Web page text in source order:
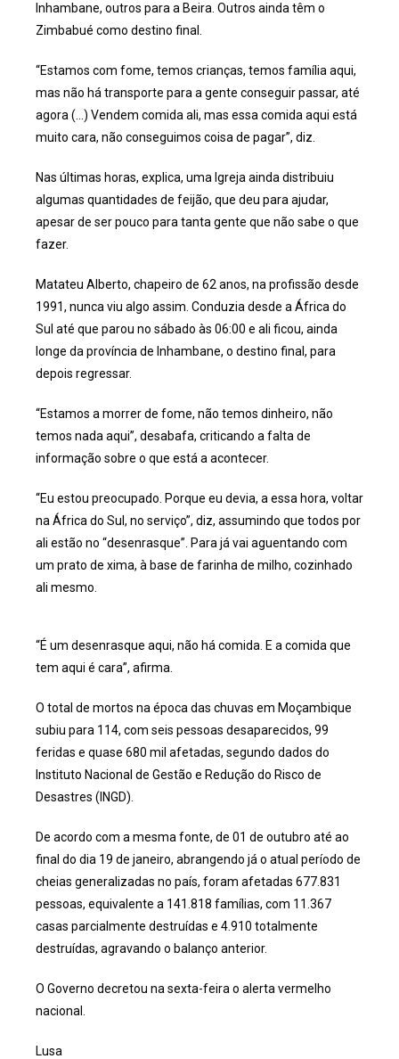
Inhambane, outros para a Beira. Outros ainda têm o
Zimbabué como destino final.
“Estamos com fome, temos crianças, temos família aqui,
mas não há transporte para a gente conseguir passar, até
agora (…) Vendem comida ali, mas essa comida aqui está
muito cara, não conseguimos coisa de pagar”, diz.
Nas últimas horas, explica, uma Igreja ainda distribuiu
algumas quantidades de feijão, que deu para ajudar,
apesar de ser pouco para tanta gente que não sabe o que
fazer.
Matateu Alberto, chapeiro de 62 anos, na profissão desde
1991, nunca viu algo assim. Conduzia desde a África do
Sul até que parou no sábado às 06:00 e ali ficou, ainda
longe da província de Inhambane, o destino final, para
depois regressar.
“Estamos a morrer de fome, não temos dinheiro, não
temos nada aqui”, desabafa, criticando a falta de
informação sobre o que está a acontecer.
“Eu estou preocupado. Porque eu devia, a essa hora, voltar
na África do Sul, no serviço”, diz, assumindo que todos por
ali estão no “desenrasque”. Para já vai aguentando com
um prato de xima, à base de farinha de milho, cozinhado
ali mesmo.
“É um desenrasque aqui, não há comida. E a comida que
tem aqui é cara”, afirma.
O total de mortos na época das chuvas em Moçambique
subiu para 114, com seis pessoas desaparecidos, 99
feridas e quase 680 mil afetadas, segundo dados do
Instituto Nacional de Gestão e Redução do Risco de
Desastres (INGD).
De acordo com a mesma fonte, de 01 de outubro até ao
final do dia 19 de janeiro, abrangendo já o atual período de
cheias generalizadas no país, foram afetadas 677.831
pessoas, equivalente a 141.818 famílias, com 11.367
casas parcialmente destruídas e 4.910 totalmente
destruídas, agravando o balanço anterior.
O Governo decretou na sexta-feira o alerta vermelho
nacional.
Lusa